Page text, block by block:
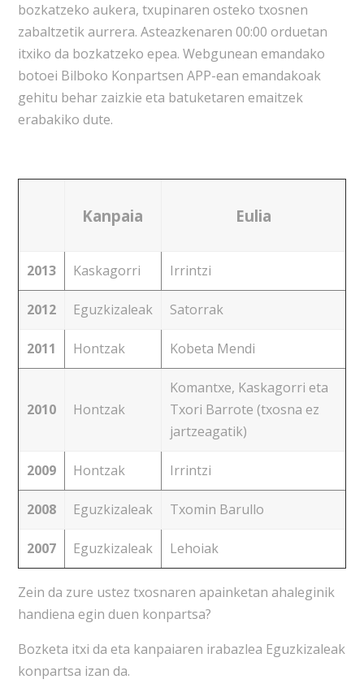
bozkatzeko aukera, txupinaren osteko txosnen
zabaltzetik aurrera. Asteazkenaren 00:00 orduetan
itxiko da bozkatzeko epea. Webgunean emandako
botoei Bilboko Konpartsen APP-ean emandakoak
gehitu behar zaizkie eta batuketaren emaitzek
erabakiko dute.
Kanpaia Eulia
2013 Kaskagorri Irrintzi
2012 Eguzkizaleak Satorrak
2011 Hontzak Kobeta Mendi
2010 Hontzak
Komantxe, Kaskagorri eta
Txori Barrote (txosna ez
jartzeagatik)
2009 Hontzak Irrintzi
2008 Eguzkizaleak Txomin Barullo
2007 Eguzkizaleak Lehoiak
Zein da zure ustez txosnaren apainketan ahaleginik
handiena egin duen konpartsa?
Bozketa itxi da eta kanpaiaren irabazlea Eguzkizaleak
konpartsa izan da.